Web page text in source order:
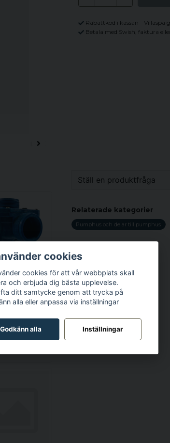
Rabattkod i kassan - Villaspa
Betala med Swish, faktura
Aqua-Flo Circ-Master CMCP, Pumphus (1.5x1.5), centrerat insug, centrerat utkast
kr
Ställ en produktfråga
Fråga oss något om
name
Ja, ni får publicera
Relaterade kategorier
Pumphus och delar till pumphus
cookies
cookies för att vår webbplats skall
och erbjuda dig bästa upplevelse.
ditt samtycke genom att trycka på
alla eller anpassa via inställningar
Godkänn alla Inställningar